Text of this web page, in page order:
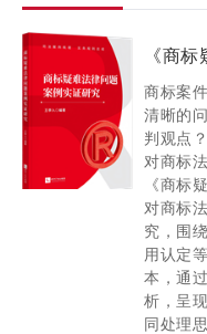
年度中国法院知识产权
代理某知名高校处理与
前行为保全，为法院典
代理某美国公司诉南京
案，在一个诉讼案件中
诉讼领域罕见性成果；
代理某乳制品企业应对
刑事追诉，通过两年努
协助某企业抓获销售假
亲自参与抓捕行动。
《商
商标案
清晰的
判观点
对商标
《商标
对商标
究，围
用认定
本，通
析，呈
同处理